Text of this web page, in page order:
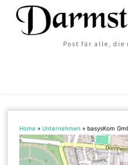
Post für alle, die
Home »Unternehmen »basysKom